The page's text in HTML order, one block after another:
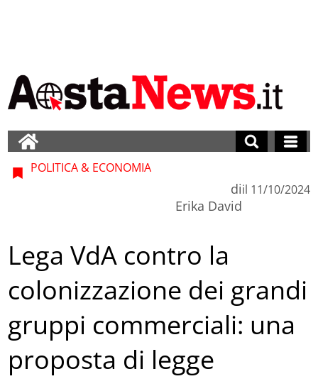
POLITICA & ECONOMIA
di
Erika David
il 11/10/2024
Lega VdA contro la
colonizzazione dei grandi
gruppi commerciali: una
proposta di legge